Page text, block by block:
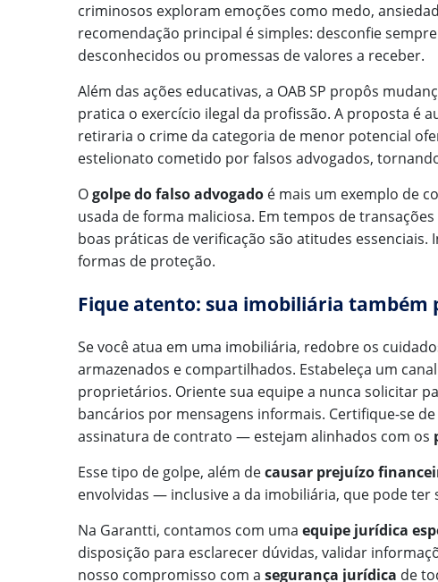
criminosos exploram emoções como medo,
recomendação principal é simples: desconfie
desconhecidos ou promessas de valores a receber.
Além das ações educativas, a OAB SP propôs
pratica o exercício ilegal da profissão. A proposta é
retiraria o crime da categoria de menor potencial
estelionato cometido por falsos advogados,
Ogolpe do falso advogado é mais um exemplo de
usada de forma maliciosa. Em tempos de
boas práticas de verificação são atitudes
formas de proteção.
Fique atento: sua imobiliária também
Se você atua em uma imobiliária, redobre os
armazenados e compartilhados. Estabeleça um
proprietários. Oriente sua equipe a nunca solicitar
bancários por mensagens informais. Certifique-se
assinatura de contrato — estejam alinhados com os
Esse tipo de golpe, além decausar prejuízo
envolvidas — inclusive a da imobiliária, que pode
Na Garantti, contamos com uma equipe jurídica
disposição para esclarecer dúvidas, validar
nosso compromisso com a segurança jurídica de